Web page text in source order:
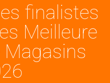
finalistes
Meilleure
Magasins